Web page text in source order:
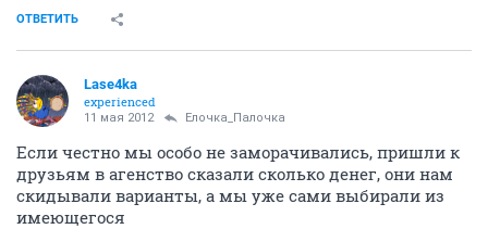
ОТВЕТИТЬ
Lase4ka
experienced
11 мая 2012 Ёлочка_Палочка
Если честно мы особо не заморачивались, пришли к
друзьям в агенство сказали сколько денег, они нам
скидывали варианты, а мы уже сами выбирали из
имеющегося